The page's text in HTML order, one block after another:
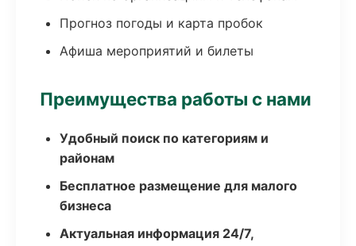
Прогноз погоды и карта пробок
Афиша мероприятий и билеты
Преимущества работы с нами
Удобный поиск по категориям и
районам
Бесплатное размещение для малого
бизнеса
Актуальная информация 24/7,